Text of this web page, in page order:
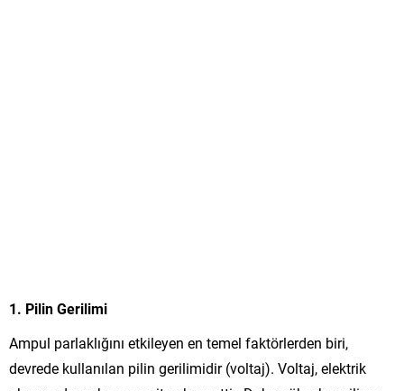
1. Pilin Gerilimi
Ampul parlaklığını etkileyen en temel faktörlerden biri,
devrede kullanılan pilin gerilimidir (voltaj). Voltaj, elektrik